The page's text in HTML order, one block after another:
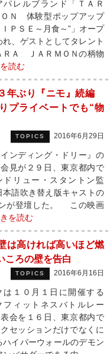
レルブランド「ＴＡＲ
Ｎ 体験型ポップアップ
ＩＰＳＥ～月食～”」オープ
、ゲストとしてタレント
Ａ ＪＡＲＭＯＮの柄物
読む
年ぶり『ニモ』続編
プライベートでも“物
TOPICS 2016年6月29日
ンディング・ドリー』の
見が２９日、東京都内で
ドリュー・スタントン監
語吹き替え版キャストの
が登壇した。 この映画
を読む
は高ければ高いほど燃
ろの壁を告白
TOPICS 2016年6月16日
１０月１日に開催する
フィットネスバトルレー
会を１６日、東京都内で
セッションだけでなくに
イパーウォールのデモン